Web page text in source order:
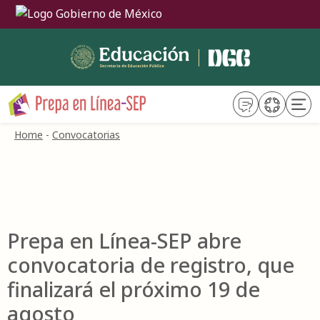
Home - Convocatorias
Prepa en Línea-SEP abre
convocatoria de registro, que
finalizará el próximo 19 de
agosto